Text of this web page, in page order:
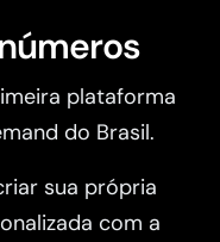
plataforma
do Brasil.
sua própria
com a